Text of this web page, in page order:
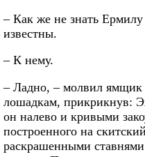
– Как же не знать
известны.
– К нему.
– Ладно, – молвил ямщик
лошадкам, прикрикнув:
он налево и кривыми
построенного на
раскрашенными ставнями